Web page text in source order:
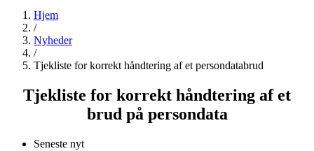
Hjem
/
Nyheder
/
Tjekliste for korrekt håndtering af et persondatabrud
Tjekliste for korrekt håndtering af et
brud på persondata
Seneste nyt